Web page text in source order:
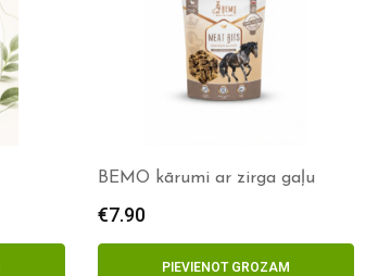
BEMO kārumi ar zirga gaļu
€7.90
PIEVIENOT GROZAM